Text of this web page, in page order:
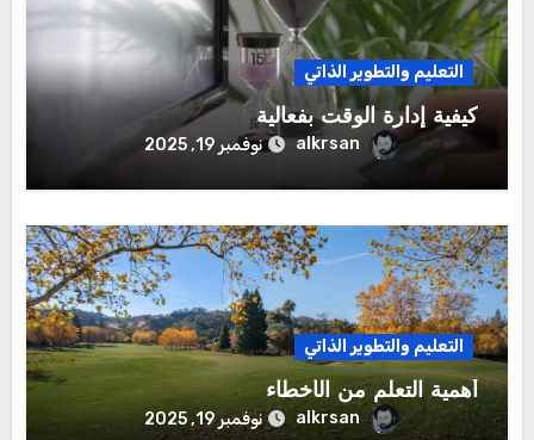
التعليم والتطوير الذاتي
كيفية إدارة الوقت بفعالية
alkrsan نوفمبر 19, 2025
التعليم والتطوير الذاتي
أهمية التعلم من الأخطاء
alkrsan نوفمبر 19, 2025